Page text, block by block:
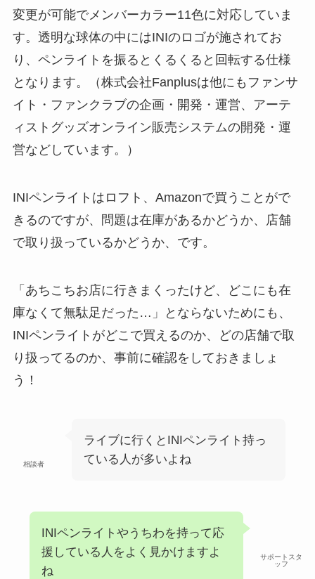
変更が可能でメンバーカラー11色に対応していま
す。透明な球体の中にはINIのロゴが施されてお
り、ペンライトを振るとくるくると回転する仕様
となります。（株式会社Fanplusは他にもファンサ
イト・ファンクラブの企画・開発・運営、アーテ
ィストグッズオンライン販売システムの開発・運
営などしています。）
INIペンライトはロフト、Amazonで買うことがで
きるのですが、問題は在庫があるかどうか、店舗
で取り扱っているかどうか、です。
「あちこちお店に行きまくったけど、どこにも在
庫なくて無駄足だった…」とならないためにも、
INIペンライトがどこで買えるのか、どの店舗で取
り扱ってるのか、事前に確認をしておきましょ
う！
相談者
ライブに行くとINIペンライト持っ
ている人が多いよね
サポートスタ
ッフ
INIペンライトやうちわを持って応
援している人をよく見かけますよ
ね